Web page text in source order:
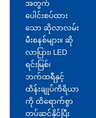
အတွက်
ပေါင်းစပ်ထား
သော ဆိုလာလမ်း
မီးစနစ်များ။ ဆို
လာပြား၊ LED
ရင်းမြစ်၊
ဘက်ထရီနှင့်
ထိန်းချုပ်ကိရိယာ
ကို ထိရောက်စွာ
တပ်ဆင်နိုင်ပြီး